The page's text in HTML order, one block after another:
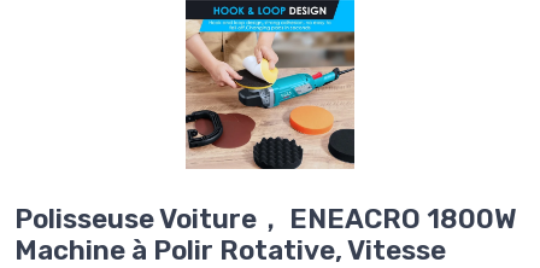
Polisseuse Voiture， ENEACRO 1800W
Machine à Polir Rotative, Vitesse